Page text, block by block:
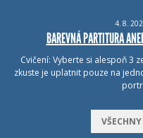
4. 8.
BAREVNÁ PARTITURA
Cvičení: Vyberte si alespoň 3
zkuste je uplatnit pouze na